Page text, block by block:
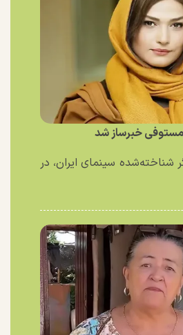
مستوفی خبرساز شد
شناخته‌شده سینمای ایران، در